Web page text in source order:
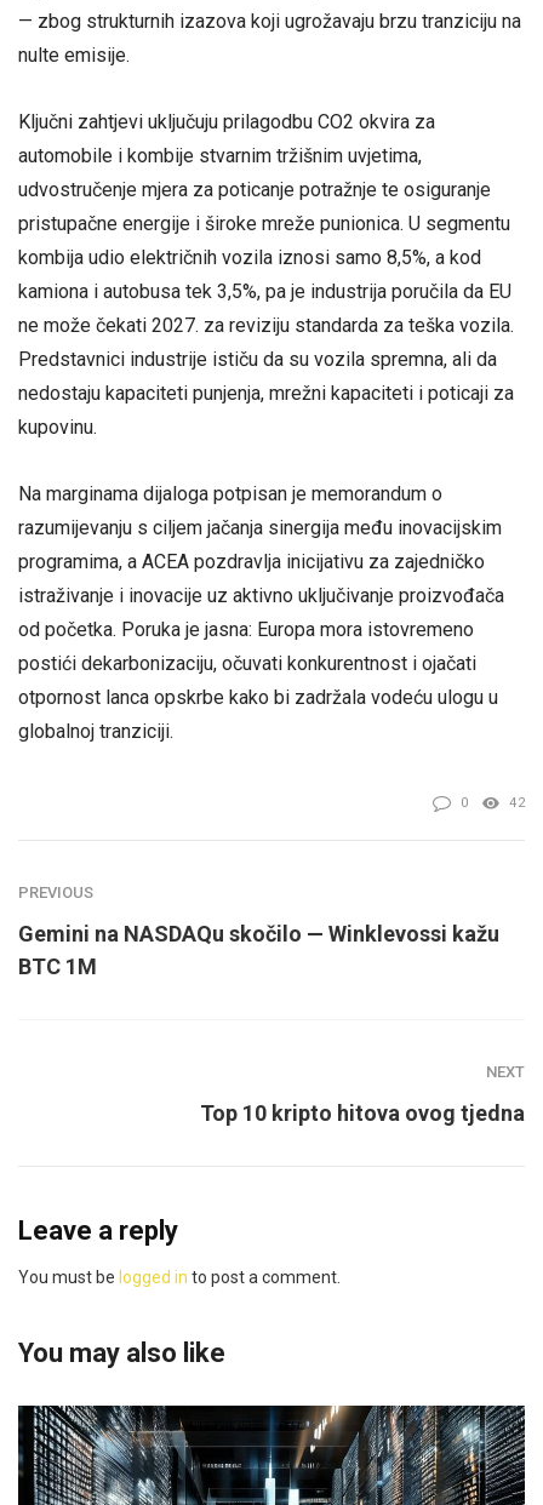
— zbog strukturnih izazova koji ugrožavaju brzu tranziciju na
nulte emisije.
Ključni zahtjevi uključuju prilagodbu CO2 okvira za
automobile i kombije stvarnim tržišnim uvjetima,
udvostručenje mjera za poticanje potražnje te osiguranje
pristupačne energije i široke mreže punionica. U segmentu
kombija udio električnih vozila iznosi samo 8,5%, a kod
kamiona i autobusa tek 3,5%, pa je industrija poručila da EU
ne može čekati 2027. za reviziju standarda za teška vozila.
Predstavnici industrije ističu da su vozila spremna, ali da
nedostaju kapaciteti punjenja, mrežni kapaciteti i poticaji za
kupovinu.
Na marginama dijaloga potpisan je memorandum o
razumijevanju s ciljem jačanja sinergija među inovacijskim
programima, a ACEA pozdravlja inicijativu za zajedničko
istraživanje i inovacije uz aktivno uključivanje proizvođača
od početka. Poruka je jasna: Europa mora istovremeno
postići dekarbonizaciju, očuvati konkurentnost i ojačati
otpornost lanca opskrbe kako bi zadržala vodeću ulogu u
globalnoj tranziciji.
0 42
PREVIOUS
Gemini na NASDAQu skočilo — Winklevossi kažu
BTC 1M
NEXT
Top 10 kripto hitova ovog tjedna
Leave a reply
You must be logged in to post a comment.
You may also like